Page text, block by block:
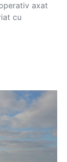
axat
cu